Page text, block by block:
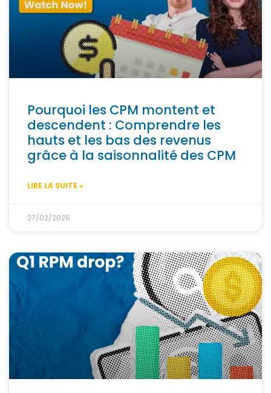
Pourquoi les CPM montent et
descendent : Comprendre les
hauts et les bas des revenus
grâce à la saisonnalité des CPM
LIRE LA SUITE »
27/02/2026